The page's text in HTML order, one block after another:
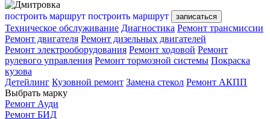
построить маршрут построить маршрут записаться
Техническое обслуживание Диагностика Ремонт трансмиссии
Ремонт двигателя Ремонт дизельных двигателей
Ремонт электрооборудования Ремонт ходовой Ремонт
рулевого управления Ремонт тормозной системы Покраска
кузова
Детейлинг Кузовной ремонт Замена стекол Ремонт АКПП
Выбрать марку
Ремонт Ауди
Ремонт БИД